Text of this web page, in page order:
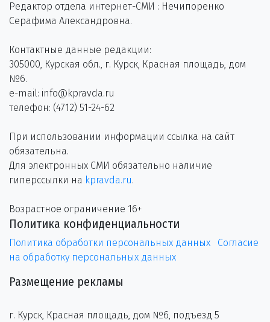
Редактор отдела интернет-СМИ : Нечипоренко
Серафима Александровна.
Контактные данные редакции:
305000, Курская обл., г. Курск, Красная площадь, дом
№6.
e-mail: info@kpravda.ru
телефон: (4712) 51-24-62
При использовании информации ссылка на сайт
обязательна.
Для электронных СМИ обязательно наличие
гиперссылки на kpravda.ru.
Возрастное ограничение 16+
Политика конфиденциальности
Политика обработки персональных данных
Согласие
на обработку персональных данных
Размещение рекламы
г. Курск, Красная площадь, дом №6, подъезд 5